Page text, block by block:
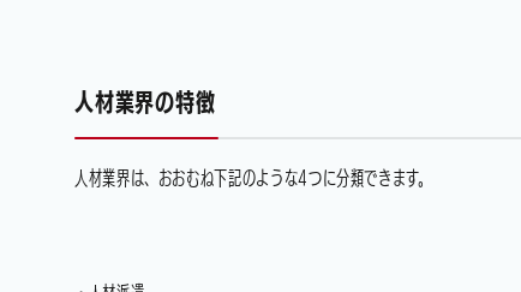
人材業界の特徴
人材業界は、おおむね下記のような4つに分類できます。